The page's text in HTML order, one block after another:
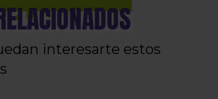
interesarte estos